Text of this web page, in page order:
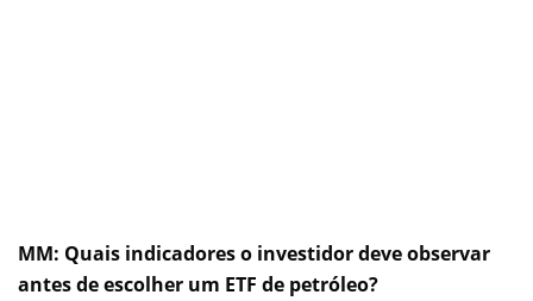
MM: Quais indicadores o investidor deve observar
antes de escolher um ETF de petróleo?